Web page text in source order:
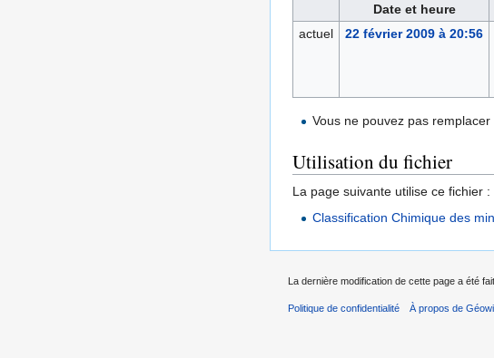
Date et heure
actuel
22 février 2009 à 20:56
Vous ne pouvez pas remplacer
Utilisation du fichier
La page suivante utilise ce fichier :
Classification Chimique des
La dernière modification de cette page a été
Politique de confidentialité À propos de